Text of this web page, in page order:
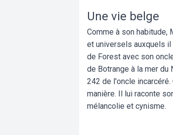
Une vie belge
Comme à son habitude,
et universels auxquels il
de Forest avec son
de Botrange à la mer du
242 de l'oncle
manière. Il lui raconte
mélancolie et cynisme.